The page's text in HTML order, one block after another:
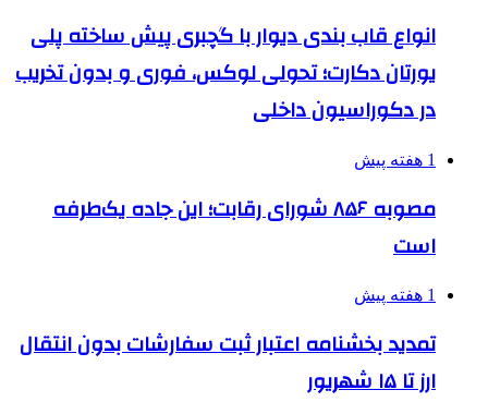
انواع قاب بندی دیوار با گچبری پیش ساخته پلی
یورتان دکارت؛ تحولی لوکس، فوری و بدون تخریب
در دکوراسیون داخلی
1 هفته پیش
مصوبه ۸۵۶ شورای رقابت؛ این جاده یک‌طرفه
است
1 هفته پیش
تمدید بخشنامه اعتبار ثبت سفارشات بدون انتقال
ارز تا ۱۵ شهریور